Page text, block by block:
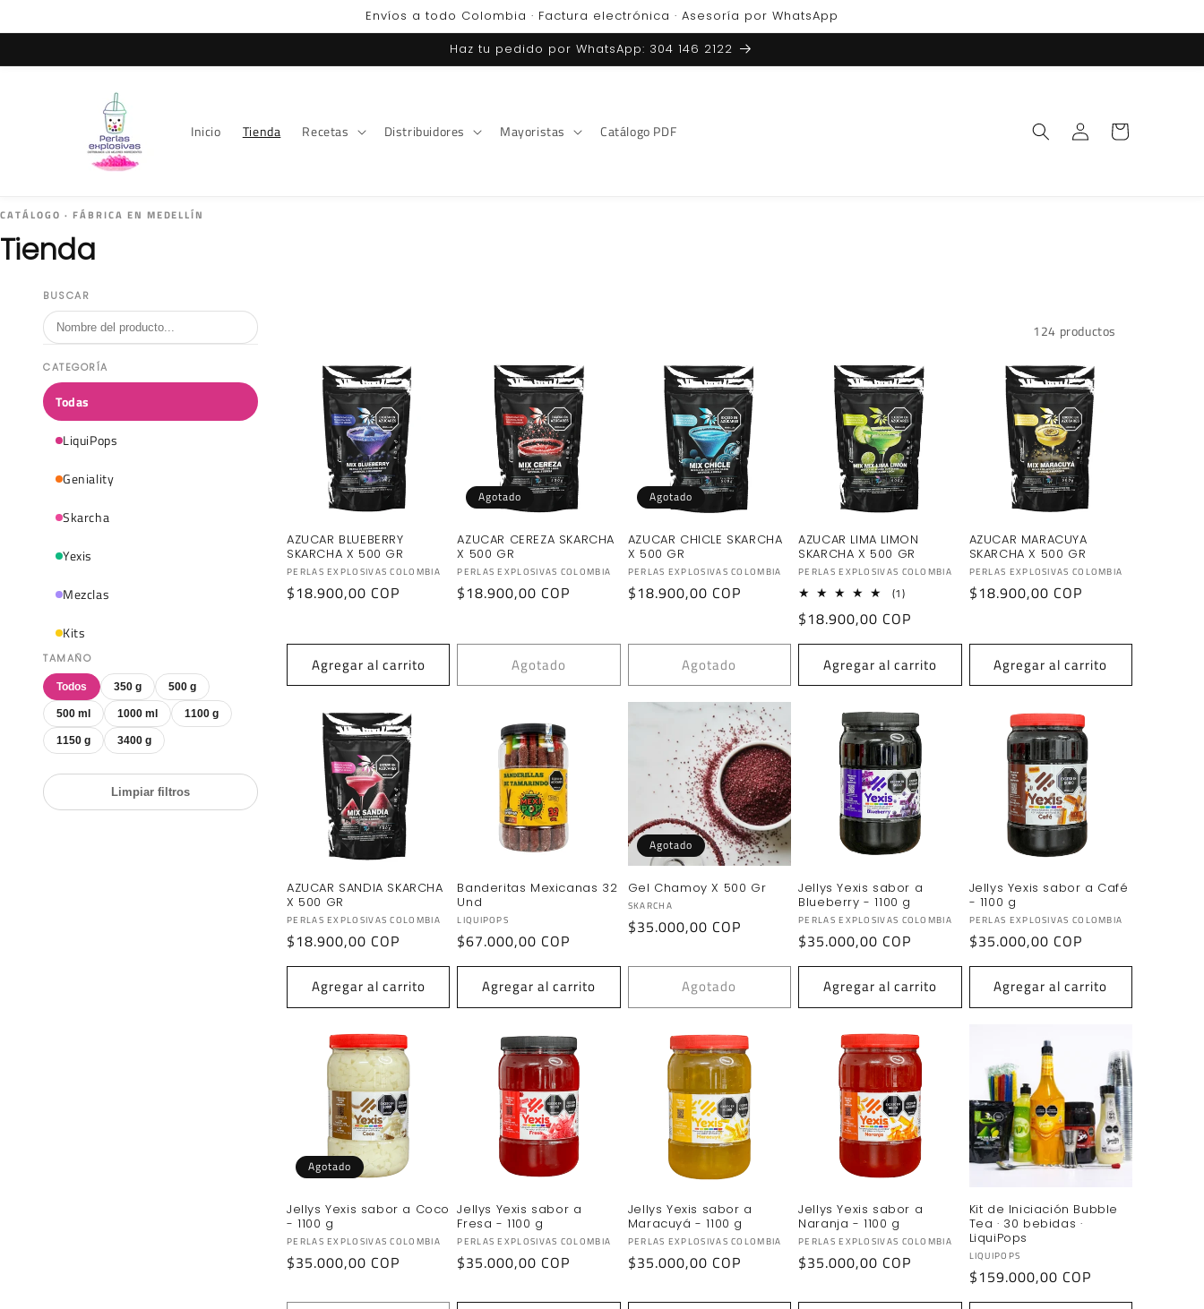
al contenido
Envíos a todo Colombia · Factura electrónica · Asesoría por WhatsApp
Haz tu pedido por WhatsApp: 304 146 2122
Inicio Tienda Recetas Distribuidores Mayoristas Catálogo PDF
Iniciar
sesión
Carrito
CATÁLOGO · FÁBRICA EN MEDELLÍN
Tienda
BUSCAR
CATEGORÍA
Todas
LiquiPops
Geniality
Skarcha
Yexis
Mezclas
Kits
TAMAÑO
Todos 350 g 500 g
500 ml 1000 ml 1100 g
1150 g 3400 g
Limpiar filtros
124 productos
AZUCAR BLUEBERRY
SKARCHA X 500 GR
Proveedor:
PERLAS EXPLOSIVAS COLOMBIA
Precio
$18.900,00 COP
Agregar al carrito
Agotado
AZUCAR CEREZA SKARCHA
X 500 GR
Proveedor:
PERLAS EXPLOSIVAS COLOMBIA
Precio
$18.900,00 COP
Agotado
Agotado
AZUCAR CHICLE SKARCHA
X 500 GR
Proveedor:
PERLAS EXPLOSIVAS COLOMBIA
Precio
$18.900,00 COP
Agotado
AZUCAR LIMA LIMON
SKARCHA X 500 GR
Proveedor:
PERLAS EXPLOSIVAS COLOMBIA
(1)1
totales
Precio
habitual
$18.900,00 COP
Agregar al carrito
AZUCAR MARACUYA
SKARCHA X 500 GR
Proveedor:
PERLAS EXPLOSIVAS COLOMBIA
Precio
$18.900,00 COP
Agregar al carrito
AZUCAR SANDIA SKARCHA
X 500 GR
Proveedor:
PERLAS EXPLOSIVAS COLOMBIA
Precio
$18.900,00 COP
Agregar al carrito
Banderitas Mexicanas 32
Und
Proveedor:
LIQUIPOPS
Precio
$67.000,00 COP
Agregar al carrito
Agotado
Gel Chamoy X 500 Gr
Proveedor:
SKARCHA
Precio
$35.000,00 COP
Agotado
Jellys Yexis sabor a
Blueberry - 1100 g
Proveedor:
PERLAS EXPLOSIVAS COLOMBIA
Precio
$35.000,00 COP
Agregar al carrito
Jellys Yexis sabor a Café
- 1100 g
Proveedor:
PERLAS EXPLOSIVAS COLOMBIA
Precio
$35.000,00 COP
Agregar al carrito
Agotado
Jellys Yexis sabor a Coco
- 1100 g
Proveedor:
PERLAS EXPLOSIVAS COLOMBIA
Precio
$35.000,00 COP
Jellys Yexis sabor a
Fresa - 1100 g
Proveedor:
PERLAS EXPLOSIVAS COLOMBIA
Precio
$35.000,00 COP
Jellys Yexis sabor a
Maracuyá - 1100 g
Proveedor:
PERLAS EXPLOSIVAS COLOMBIA
Precio
$35.000,00 COP
Jellys Yexis sabor a
Naranja - 1100 g
Proveedor:
PERLAS EXPLOSIVAS COLOMBIA
Precio
$35.000,00 COP
Kit de Iniciación Bubble
Tea · 30 bebidas ·
LiquiPops
Proveedor:
LIQUIPOPS
Precio
habitual
$159.000,00 COP